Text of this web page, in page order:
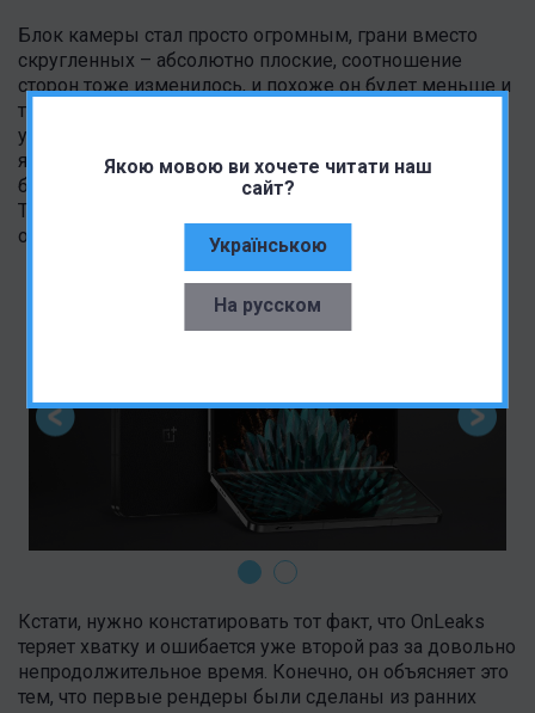
Якою мовою ви хочете читати наш
сайт?
Українською
На русском
Блок камеры стал просто огромным, грани вместо
скругленных – абсолютно плоские, соотношение
сторон тоже изменилось, и похоже он будет меньше и
толще, чем мы ожидали. Общее впечатление от
устройства кардинально изменилось, но теперь стало
ясно, что первые слухи о схожести устройства с
братом по концерну OPPO Find N2 были правдивыми.
Так что и характеристики должны быть почти
одинаковыми.
Кстати, нужно констатировать тот факт, что OnLeaks
теряет хватку и ошибается уже второй раз за довольно
непродолжительное время. Конечно, он объясняет это
тем, что первые рендеры были сделаны из ранних